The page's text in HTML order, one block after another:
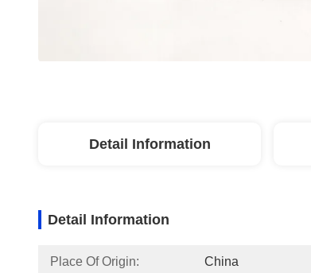
Detail Information
Detail Information
Place Of Origin: China